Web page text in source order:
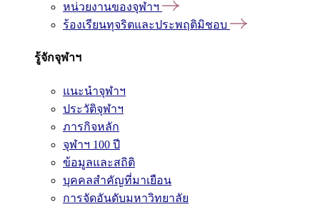
หน่วยงานของจุฬาฯ
ร้องเรียนทุจริตและประพฤติมิชอบ
รู้จักจุฬาฯ
แนะนำจุฬาฯ
ประวัติจุฬาฯ
ภารกิจหลัก
จุฬาฯ 100 ปี
ข้อมูลและสถิติ
บุคคลสำคัญที่มาเยือน
การจัดอันดับมหาวิทยาลัย